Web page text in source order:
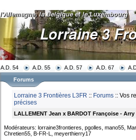
A.D. 54 A.D. 55 A.D. 57 A.D. 67
Forums
Lorraine 3 Frontières L3FR :: Forums :: Vos
précises
LALLEMENT Jean x BARDOT Françoise - Arry
Modérateurs: lorraine3frontieres, pgolles, mano55,
Chretien55, B-FR-L, meyerthierry17